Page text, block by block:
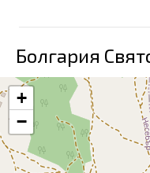
Болгария
+
−